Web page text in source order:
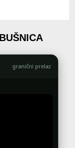
granični prelaz